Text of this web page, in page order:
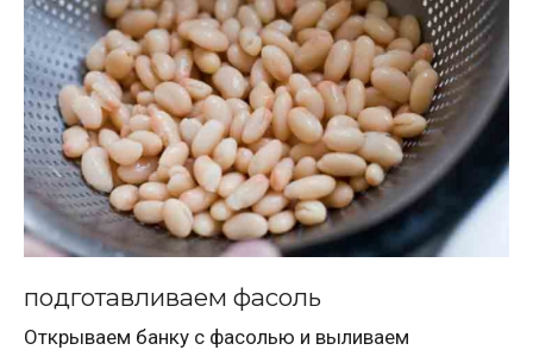
подготавливаем фасоль
Открываем банку с фасолью и выливаем